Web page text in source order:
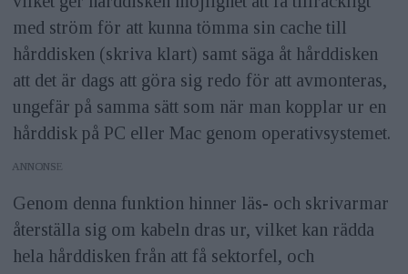
med ström för att kunna tömma sin cache till
hårddisken (skriva klart) samt säga åt hårddisken
att det är dags att göra sig redo för att avmonteras,
ungefär på samma sätt som när man kopplar ur en
hårddisk på PC eller Mac genom operativsystemet.
ANNONS
Genom denna funktion hinner läs- och skrivarmar
återställa sig om kabeln dras ur, vilket kan rädda
hela hårddisken från att få sektorfel, och